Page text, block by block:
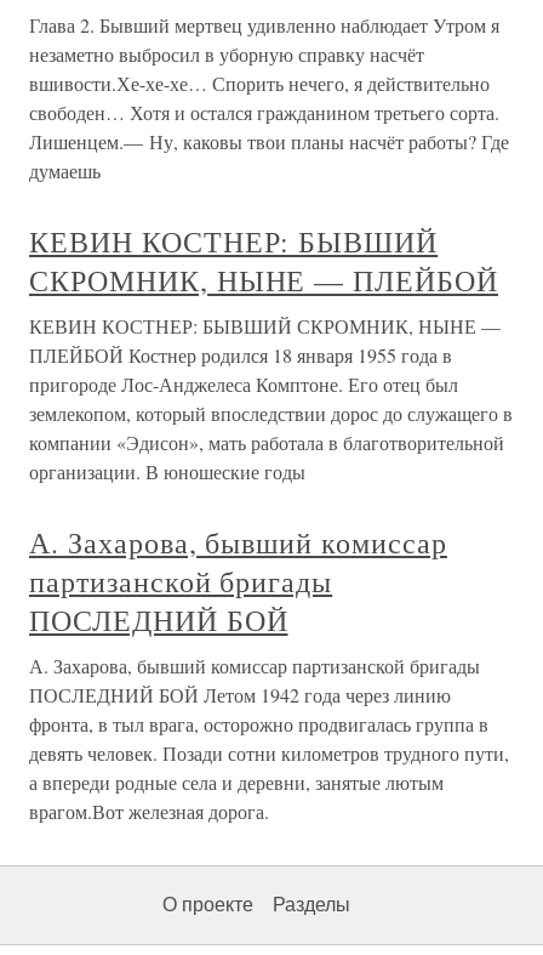
Глава 2. Бывший мертвец удивленно наблюдает Утром я
незаметно выбросил в уборную справку насчёт
вшивости.Хе-хе-хе… Спорить нечего, я действительно
свободен… Хотя и остался гражданином третьего сорта.
Лишенцем.— Ну, каковы твои планы насчёт работы? Где
думаешь
КЕВИН КОСТНЕР: БЫВШИЙ
СКРОМНИК, НЫНЕ — ПЛЕЙБОЙ
КЕВИН КОСТНЕР: БЫВШИЙ СКРОМНИК, НЫНЕ —
ПЛЕЙБОЙ Костнер родился 18 января 1955 года в
пригороде Лос-Анджелеса Комптоне. Его отец был
землекопом, который впоследствии дорос до служащего в
компании «Эдисон», мать работала в благотворительной
организации. В юношеские годы
А. Захарова, бывший комиссар
партизанской бригады
ПОСЛЕДНИЙ БОЙ
А. Захарова, бывший комиссар партизанской бригады
ПОСЛЕДНИЙ БОЙ Летом 1942 года через линию
фронта, в тыл врага, осторожно продвигалась группа в
девять человек. Позади сотни километров трудного пути,
а впереди родные села и деревни, занятые лютым
врагом.Вот железная дорога.
О проекте Разделы